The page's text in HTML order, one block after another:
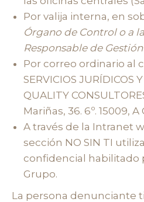
Por valija interna, en
Órgano de Control o a
Responsable de
Por correo ordinario al
SERVICIOS JURÍDICOS
QUALITY
Mariñas, 36. 6º. 15009, A
A través de la Intranet
sección NO SIN TI
confidencial habilitado
Grupo.
La persona denunciante